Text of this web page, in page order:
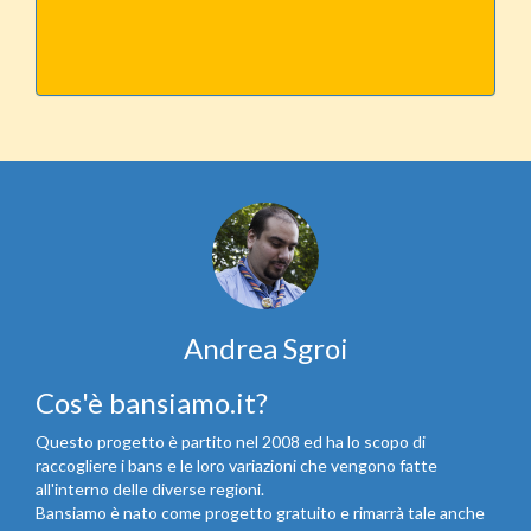
Andrea Sgroi
Cos'è bansiamo.it?
Questo progetto è partito nel 2008 ed ha lo scopo di
raccogliere i bans e le loro variazioni che vengono fatte
all'interno delle diverse regioni.
Bansiamo è nato come progetto gratuito e rimarrà tale anche